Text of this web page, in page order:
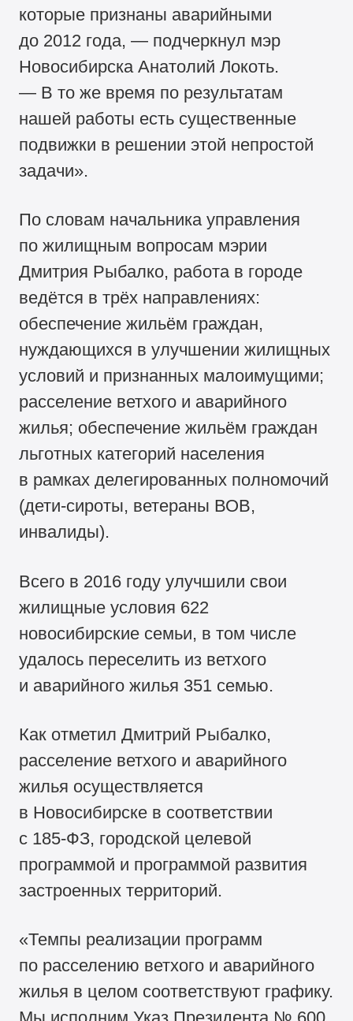
которые признаны аварийными
до 2012 года, — подчеркнул мэр
Новосибирска Анатолий Локоть.
— В то же время по результатам
нашей работы есть существенные
подвижки в решении этой непростой
задачи».
По словам начальника управления
по жилищным вопросам мэрии
Дмитрия Рыбалко, работа в городе
ведётся в трёх направлениях:
обеспечение жильём граждан,
нуждающихся в улучшении жилищных
условий и признанных малоимущими;
расселение ветхого и аварийного
жилья; обеспечение жильём граждан
льготных категорий населения
в рамках делегированных полномочий
(дети-сироты, ветераны ВОВ,
инвалиды).
Всего в 2016 году улучшили свои
жилищные условия 622
новосибирские семьи, в том числе
удалось переселить из ветхого
и аварийного жилья 351 семью.
Как отметил Дмитрий Рыбалко,
расселение ветхого и аварийного
жилья осуществляется
в Новосибирске в соответствии
с 185-ФЗ, городской целевой
программой и программой развития
застроенных территорий.
«Темпы реализации программ
по расселению ветхого и аварийного
жилья в целом соответствуют графику.